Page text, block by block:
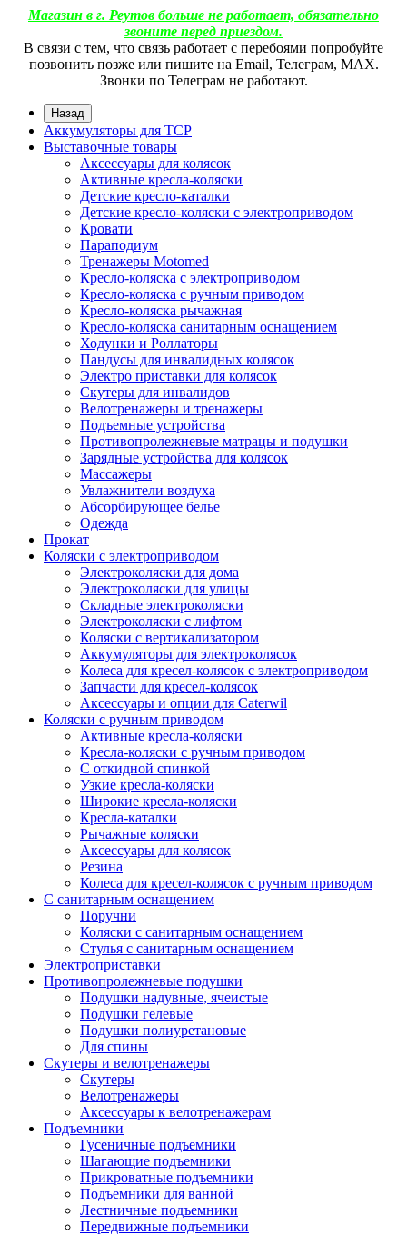
Магазин в г. Реутов больше не работает, обязательно
звоните перед приездом.
В связи с тем, что связь работает с перебоями попробуйте
позвонить позже или пишите на Email, Телеграм, МАХ.
Звонки по Телеграм не работают.
Назад
Аккумуляторы для ТСР
Выставочные товары
Аксессуары для колясок
Активные кресла-коляски
Детские кресло-каталки
Детские кресло-коляски с электроприводом
Кровати
Параподиум
Тренажеры Motomed
Кресло-коляска с электроприводом
Кресло-коляска с ручным приводом
Кресло-коляска рычажная
Кресло-коляска санитарным оснащением
Ходунки и Роллаторы
Пандусы для инвалидных колясок
Электро приставки для колясок
Скутеры для инвалидов
Велотренажеры и тренажеры
Подъемные устройства
Противопролежневые матрацы и подушки
Зарядные устройства для колясок
Массажеры
Увлажнители воздуха
Абсорбирующее белье
Одежда
Прокат
Коляски с электроприводом
Электроколяски для дома
Электроколяски для улицы
Складные электроколяски
Электроколяски с лифтом
Коляски с вертикализатором
Аккумуляторы для электроколясок
Колеса для кресел-колясок с электроприводом
Запчасти для кресел-колясок
Аксессуары и опции для Caterwil
Коляски с ручным приводом
Активные кресла-коляски
Кресла-коляски с ручным приводом
С откидной спинкой
Узкие кресла-коляски
Широкие кресла-коляски
Кресла-каталки
Рычажные коляски
Аксессуары для колясок
Резина
Колеса для кресел-колясок с ручным приводом
С санитарным оснащением
Поручни
Коляски с санитарным оснащением
Стулья с санитарным оснащением
Электроприставки
Противопролежневые подушки
Подушки надувные, ячеистые
Подушки гелевые
Подушки полиуретановые
Для спины
Скутеры и велотренажеры
Скутеры
Велотренажеры
Аксессуары к велотренажерам
Подъемники
Гусеничные подъемники
Шагающие подъемники
Прикроватные подъемники
Подъемники для ванной
Лестничные подъемники
Передвижные подъемники